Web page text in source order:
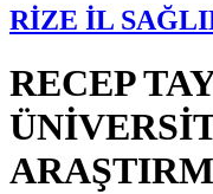
RİZE İL
RECEP